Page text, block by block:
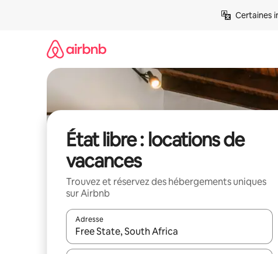
Certaines
État libre : locations de
vacances
Trouvez et réservez des hébergements uniques
sur Airbnb
Adresse
Lorsque les résultats s'affichent, utilisez les flèches